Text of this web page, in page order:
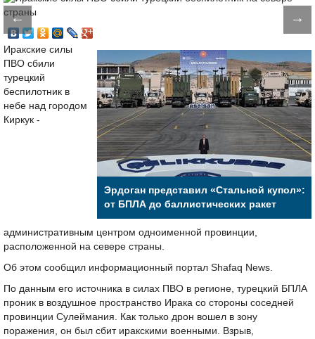
← →
Эрдоган представил «Стальной купол»:
от БПЛА до баллистических ракет
Иракские силы
ПВО сбили
турецкий
беспилотник в
небе над городом
Киркук -
административным центром одноименной провинции,
расположенной на севере страны.
Об этом сообщил информационный портал Shafaq News.
По данным его источника в силах ПВО в регионе, турецкий БПЛА
проник в воздушное пространство Ирака со стороны соседней
провинции Сулеймания. Как только дрон вошел в зону
поражения, он был сбит иракскими военными. Взрыв,